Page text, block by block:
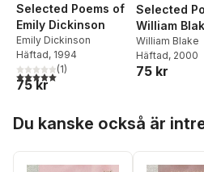
Selected Poems of
Emily Dickinson
Emily Dickinson
Häftad, 1994
5,0utav 5 stjärnor. Totalt antal röster:
(1)
75 kr
Selected
William
William Blake
Häftad, 2000
75 kr
Du kanske också är